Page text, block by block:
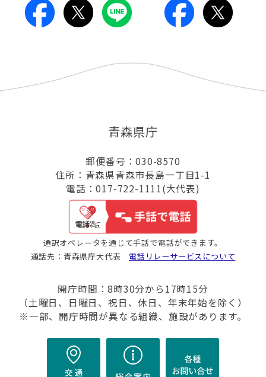
青森県庁
郵便番号：030-8570
住所：青森県青森市長島一丁目1-1
電話：017-722-1111(大代表)
通訳オペレータを通じて手話で電話ができます。
通話先：青森県庁大代表 電話リレーサービスについて
開庁時間：8時30分から17時15分
（土曜日、日曜日、祝日、休日、年末年始を除く）
※一部、開庁時間が異なる組織、施設があります。